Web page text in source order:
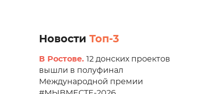
Новости Топ-3
В Ростове. 12 донских проектов
вышли в полуфинал
Международной премии